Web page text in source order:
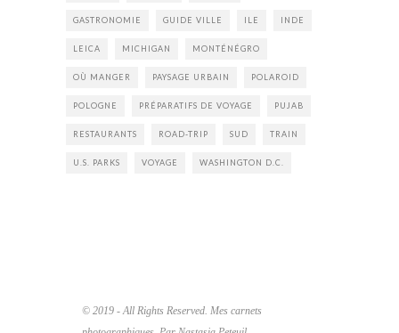
GASTRONOMIE GUIDE VILLE ILE INDE
LEICA MICHIGAN MONTÉNÉGRO
OÙ MANGER PAYSAGE URBAIN POLAROID
POLOGNE PRÉPARATIFS DE VOYAGE PUJAB
RESTAURANTS ROAD-TRIP SUD TRAIN
U.S. PARKS VOYAGE WASHINGTON D.C.
© 2019 - All Rights Reserved. Mes carnets